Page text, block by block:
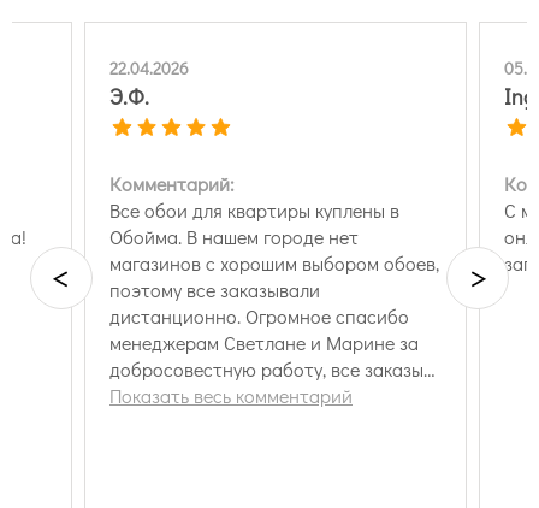
Versus by Grandeco
22.04.2026
Э.Ф.
Комментарий:
Все обои для квартиры куплены в
Обойма. В нашем городе нет
магазинов с хорошим выбором обоев,
поэтому все заказывали
дистанционно. Огромное спасибо
менеджерам Светлане и Марине за
добросовестную работу, все заказы
всегда были оперативно отработаны.
Показать весь комментарий
С
< >